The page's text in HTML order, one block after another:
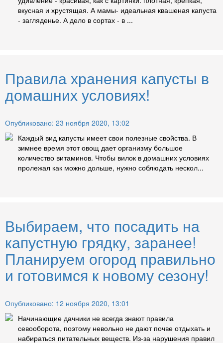
вкусная и хрустящая. А мамы- идеальная квашеная капуста
- загляденье. А дело в сортах - в ...
Правила хранения капусты в
домашних условиях!
Опубликовано: 23 ноября 2020, 13:02
Каждый вид капусты имеет свои полезные свойства. В
зимнее время этот овощ дает организму большое
количество витаминов. Чтобы вилок в домашних условиях
пролежал как можно дольше, нужно соблюдать нескол...
Выбираем, что посадить на
капустную грядку, заранее!
Планируем огород правильно
и готовимся к новому сезону!
Опубликовано: 12 ноября 2020, 13:01
Начинающие дачники не всегда знают правила
севооборота, поэтому невольно не дают почве отдыхать и
набираться питательных веществ. Из-за нарушения правил